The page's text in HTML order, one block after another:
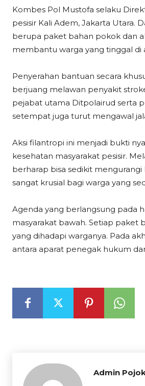
Kombes Pol Mustofa selaku
pesisir Kali Adem, Jakarta Utara.
berupa paket bahan pokok dan
membantu warga yang tinggal
Penyerahan bantuan secara
berjuang melawan penyakit
pejabat utama Ditpolairud serta
setempat juga turut mengawal
Aksi filantropi ini menjadi bukti
kesehatan masyarakat pesisir.
berharap bisa sedikit
sangat krusial bagi warga yang
Agenda yang berlangsung pada
masyarakat bawah. Setiap paket
yang dihadapi warganya. Pada
antara aparat penegak hukum
Admin